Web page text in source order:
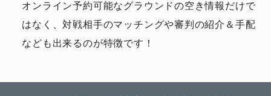
オンライン予約可能なグラウンドの空き情報だけで
はなく、対戦相手のマッチングや審判の紹介＆手配
なども出来るのが特徴です！